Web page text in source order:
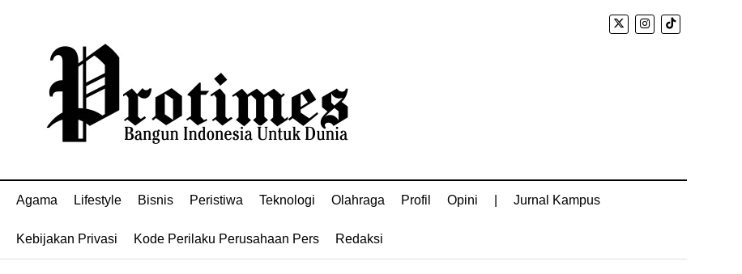
Agama Lifestyle Bisnis Peristiwa Teknologi Olahraga Profil Opini Jurnal Kampus
Kebijakan Privasi Kode Perilaku Perusahaan Pers Redaksi